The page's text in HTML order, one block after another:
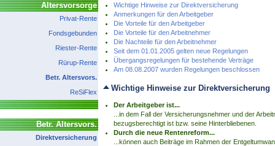
Altersvorsorge
Privat-Rente
Fondsgebunden
Riester-Rente
Rürup-Rente
Betr. Altersvors.
ReSiFlex
Betr. Altersvors.
Direktversicherung
Wichtige Hinweise zur Direktversicherung
Anmerkungen für den Arbeitgeber
Die Vorteile für den Arbeitgeber
Die Vorteile für den Arbeitnehmer
Die Nachteile für den Arbeitnehmer
Seit dem 01.01.2005 gelten neue Regelungen
Übergangsregelungen für bestehende Verträge
Am 08.08.2007 wurden Regelungen beschlossen
Wichtige Hinweise zur Direktversicherung
Der Arbeitgeber ist...
...in dem Fall der Versicherungsnehmer und der
bezugsberechtigt ist bzw. seine Hinterbliebenen.
Durch die neue Rentenreform...
...können auch Beiträge im Rahmen der